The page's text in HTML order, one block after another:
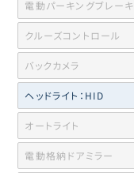
電動パーキングブレーキ
クルーズコントロール
バックカメラ
ヘッドライト：HID
オートライト
電動格納ドアミラー